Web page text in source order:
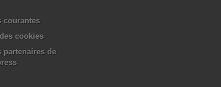
courantes
cookies
partenaires de